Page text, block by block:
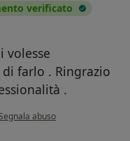
verificato
volesse
farlo . Ringrazio
.
secondo l'opinione dell'utente
abuso